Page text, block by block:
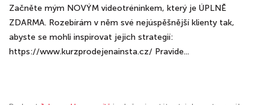
Začněte mým NOVÝM videotréninkem, který je ÚPLNĚ
ZDARMA. Rozebírám v něm své nejúspěšnější klienty tak,
abyste se mohli inspirovat jejich strategií:
https://www.kurzprodejenainsta.cz/ Pravide...